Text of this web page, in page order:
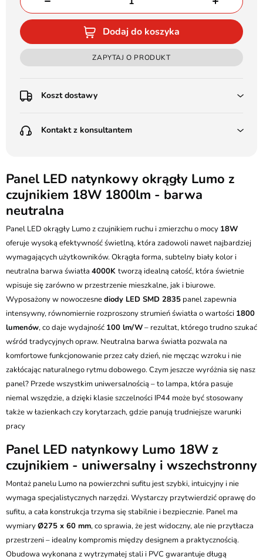
Dodaj do koszyka
ZAPYTAJ O PRODUKT
Koszt dostawy
Poczta Polska Kurier 48H - 11 zł
(od 1000 zł dla gabarytów, nie dotyczy produktów 3m)
Pobranie:
Poczta Polska Kurier 48H - 16 zł
Kurier GLS - 20 zł
Przesyłka Gabarytowa - 35 zł
Kontakt z konsultantem
Batalionów Chłopskich 12, 94-058 Łódź
506 336 320
kontakt@ledstyl.pl
Panel LED natynkowy okrągły Lumo z
czujnikiem 18W 1800lm - barwa
neutralna
Panel LED okrągły Lumo z czujnikiem ruchu i zmierzchu o mocy 18W
oferuje wysoką efektywność świetlną, która zadowoli nawet najbardziej
wymagających użytkowników. Okrągła forma, subtelny biały kolor i
neutralna barwa światła 4000K tworzą idealną całość, która świetnie
wpisuje się zarówno w przestrzenie mieszkalne, jak i biurowe.
Wyposażony w nowoczesnediody LED SMD 2835 panel zapewnia
intensywny, równomiernie rozproszony strumień światła o wartości 1800
lumenów, co daje wydajność 100 lm/W– rezultat, którego trudno szukać
wśród tradycyjnych opraw. Neutralna barwa światła pozwala na
komfortowe funkcjonowanie przez cały dzień, nie męcząc wzroku i nie
zakłócając naturalnego rytmu dobowego. Czym jeszcze wyróżnia się nasz
panel? Przede wszystkim uniwersalnością – to lampa, która pasuje
niemal wszędzie, a dzięki klasie szczelności IP44 może być stosowany
także w łazienkach czy korytarzach, gdzie panują trudniejsze warunki
pracy
Panel LED natynkowy Lumo 18W z
czujnikiem - uniwersalny i wszechstronny
Montaż panelu Lumo na powierzchni sufitu jest szybki, intuicyjny i nie
wymaga specjalistycznych narzędzi. Wystarczy przytwierdzić oprawę do
sufitu, a cała konstrukcja trzyma się stabilnie i bezpiecznie. Panel ma
wymiaryØ275 x 60 mm, co sprawia, że jest widoczny, ale nie przytłacza
przestrzeni – idealny kompromis między designem a praktycznością.
Obudowa wykonana z wytrzymałej stali i PVC gwarantuje długą